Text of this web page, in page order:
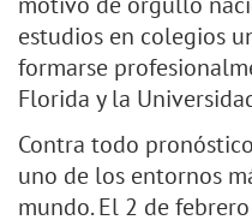
estudios en colegios
formarse
Florida y la
Contra todo
uno de los entornos
mundo. El 2 de